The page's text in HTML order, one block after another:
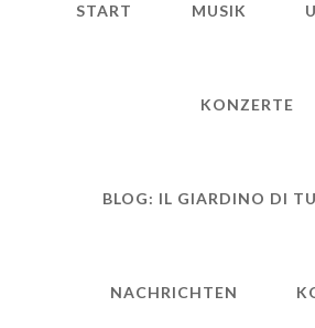
START MUSIK
KONZERTE
BLOG: IL GIARDINO DI
NACHRICHTEN